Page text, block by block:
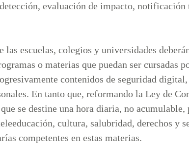
evaluación de impacto, notificación
las escuelas, colegios y universidades
o materias que puedan ser cursadas
contenidos de seguridad
En tanto que, reformando la Ley de
se destine una hora diaria, no
cultura, salubridad, derechos y
competentes en estas materias.